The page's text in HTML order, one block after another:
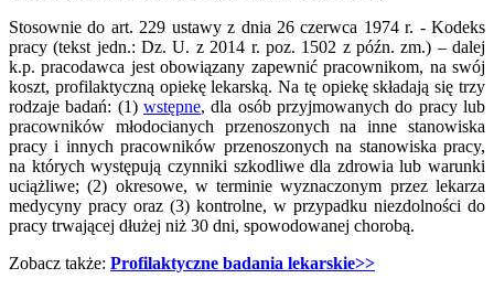
Stosownie do art. 229 ustawy z dnia 26 czerwca 1974 r. - Kodeks
pracy (tekst jedn.: Dz. U. z 2014 r. poz. 1502 z późn. zm.) – dalej
k.p. pracodawca jest obowiązany zapewnić pracownikom, na swój
koszt, profilaktyczną opiekę lekarską. Na tę opiekę składają się trzy
rodzaje badań: (1) wstępne, dla osób przyjmowanych do pracy lub
pracowników młodocianych przenoszonych na inne stanowiska
pracy i innych pracowników przenoszonych na stanowiska pracy,
na których występują czynniki szkodliwe dla zdrowia lub warunki
uciążliwe; (2) okresowe, w terminie wyznaczonym przez lekarza
medycyny pracy oraz (3) kontrolne, w przypadku niezdolności do
pracy trwającej dłużej niż 30 dni, spowodowanej chorobą.
Zobacz także: Profilaktyczne badania lekarskie>>